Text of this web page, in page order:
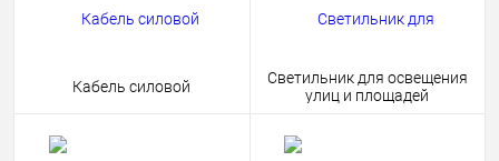
Кабель силовой
Светильник для освещения
улиц и площадей